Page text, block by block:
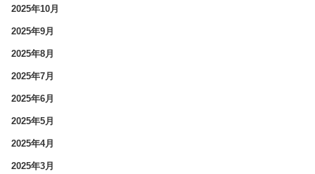
2025年10月
2025年9月
2025年8月
2025年7月
2025年6月
2025年5月
2025年4月
2025年3月